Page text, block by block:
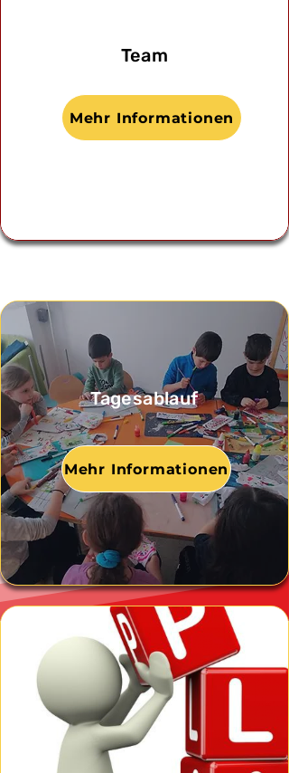
Team
Mehr Informationen
Tagesablauf
Mehr Informationen